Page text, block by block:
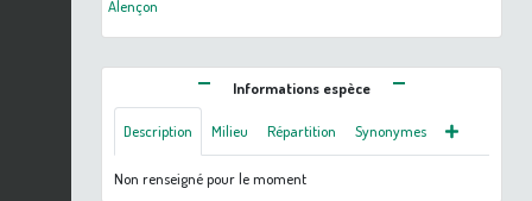
Alençon
Informations espèce
Description Milieu Répartition Synonymes
Non renseigné pour le moment